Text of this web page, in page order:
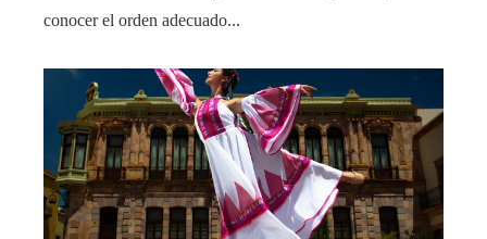
conocer el orden adecuado...